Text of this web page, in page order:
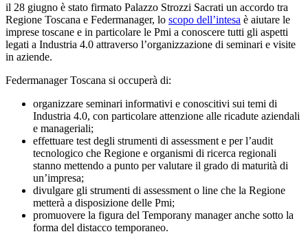
il 28 giugno è stato firmato Palazzo Strozzi Sacrati un accordo tra
Regione Toscana e Federmanager, lo scopo dell’intesa è aiutare le
imprese toscane e in particolare le Pmi a conoscere tutti gli aspetti
legati a Industria 4.0 attraverso l’organizzazione di seminari e visite
in aziende.
Federmanager Toscana si occuperà di:
organizzare seminari informativi e conoscitivi sui temi di
Industria 4.0, con particolare attenzione alle ricadute aziendali
e manageriali;
effettuare test degli strumenti di assessment e per l’audit
tecnologico che Regione e organismi di ricerca regionali
stanno mettendo a punto per valutare il grado di maturità di
un’impresa;
divulgare gli strumenti di assessment o line che la Regione
metterà a disposizione delle Pmi;
promuovere la figura del Temporany manager anche sotto la
forma del distacco temporaneo.